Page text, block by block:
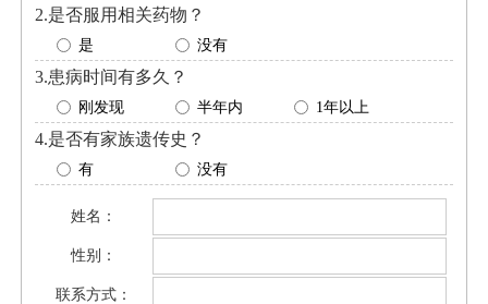
2.是否服用相关药物？
是 没有
3.患病时间有多久？
刚发现 半年内 1年以上
4.是否有家族遗传史？
有 没有
姓名：
性别：
联系方式：